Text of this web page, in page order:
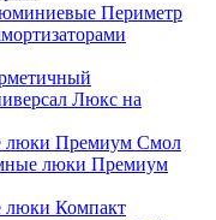
Периметр
Люкс на
люки Премиум Смол
люки Премиум
люки Компакт